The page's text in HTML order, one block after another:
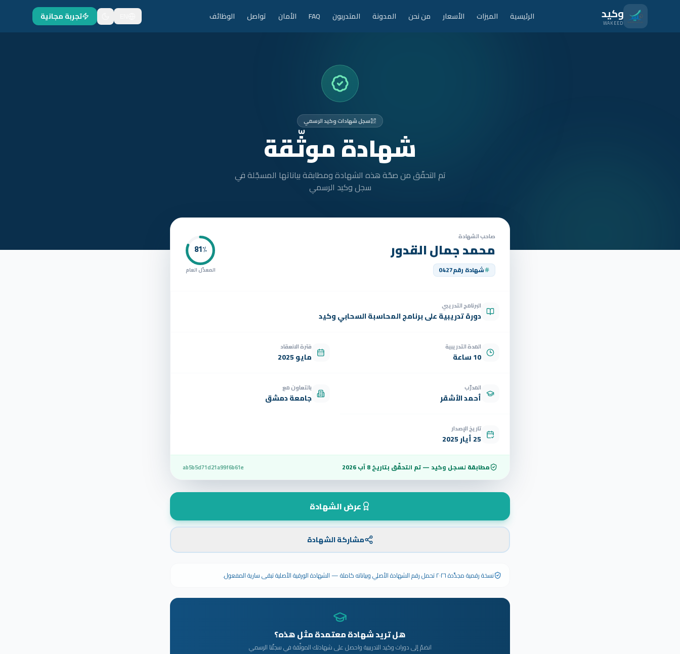
انتقل للمحتوى الرئيسيوكيد
WAKEED الرئيسية الميزات الأسعار من نحن المدونة المتدربون FAQ الأمان تواصل الوظائف تجربة مجانية
سجل شهادات وكيد الرسمي
شهادة موثّقة
تم التحقّق من صحّة هذه الشهادة ومطابقة بياناتها المسجّلة في
سجل وكيد الرسمي
صاحب الشهادة
محمد جمال القدور
شهادة رقم0427
81٪
المعدّل العام
البرنامج التدريبي
دورة تدريبية على برنامج المحاسبة السحابي وكيد
المدة التدريبية
10 ساعة
فترة الانعقاد
مايو 2025
المدرّب
أحمد الأشقر
بالتعاون مع
جامعة دمشق
تاريخ الإصدار
25 أيار 2025
مطابقة لسجل وكيد — تم التحقّق بتاريخ8 آب 2026 ab5b5d71d21a99f6b61e
عرض الشهادة
مشاركة الشهادة
نسخة رقمية مجدَّدة ٢٠٢٦ تحمل رقم الشهادة الأصلي وبياناته كاملة — الشهادة الورقية الأصلية تبقى سارية المفعول.
هل تريد شهادة معتمدة مثل هذه؟
انضمّ إلى دورات وكيد التدريبية واحصل على شهادتك الموثّقة في سجلّنا الرسمي